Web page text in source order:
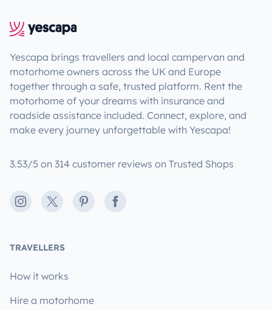
Yescapa brings travellers and local campervan and
motorhome owners across the UK and Europe
together through a safe, trusted platform. Rent the
motorhome of your dreams with insurance and
roadside assistance included. Connect, explore, and
make every journey unforgettable with Yescapa!
3.53/5 on 314 customer reviews on Trusted Shops
Instagram
X PinterestFacebook
TRAVELLERS
How it works
Hire a motorhome